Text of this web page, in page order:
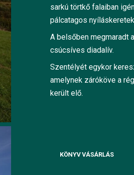
sarkú törtkő falaiban
pálcatagos
A belsőben megmaradt
csúcsíves diadalív.
Szentélyét egykor
amelynek záróköve a
került elő.
KÖNYV VÁSÁRLÁS